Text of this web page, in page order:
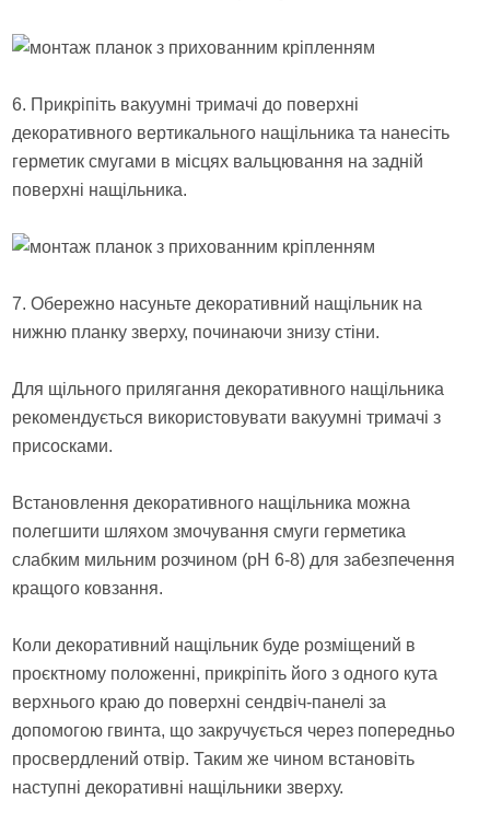
6. Прикріпіть вакуумні тримачі до поверхні
декоративного вертикального нащільника та нанесіть
герметик смугами в місцях вальцювання на задній
поверхні нащільника.
7. Обережно насуньте декоративний нащільник на
нижню планку зверху, починаючи знизу стіни.
Для щільного прилягання декоративного нащільника
рекомендується використовувати вакуумні тримачі з
присосками.
Встановлення декоративного нащільника можна
полегшити шляхом змочування смуги герметика
слабким мильним розчином (рН 6-8) для забезпечення
кращого ковзання.
Коли декоративний нащільник буде розміщений в
проєктному положенні, прикріпіть його з одного кута
верхнього краю до поверхні сендвіч-панелі за
допомогою гвинта, що закручується через попередньо
просвердлений отвір. Таким же чином встановіть
наступні декоративні нащільники зверху.